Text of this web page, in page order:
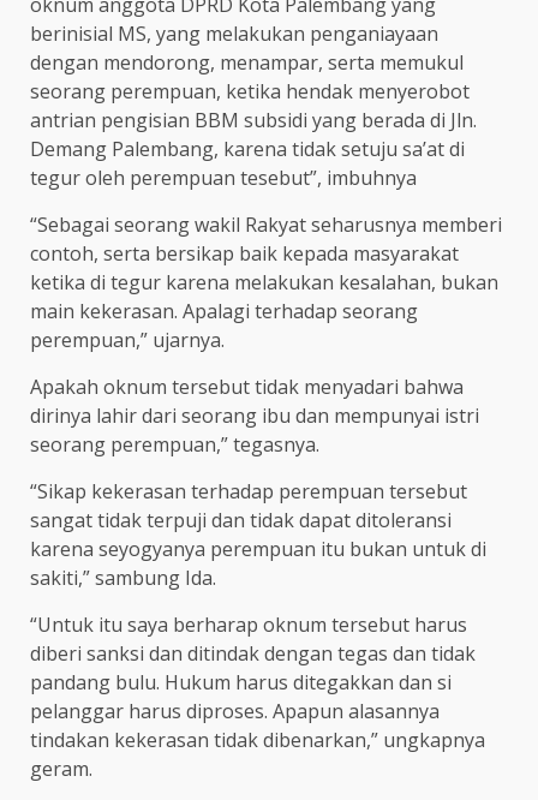
berinisial MS, yang melakukan penganiayaan
dengan mendorong, menampar, serta memukul
seorang perempuan, ketika hendak menyerobot
antrian pengisian BBM subsidi yang berada di Jln.
Demang Palembang, karena tidak setuju sa’at di
tegur oleh perempuan tesebut”, imbuhnya
“Sebagai seorang wakil Rakyat seharusnya memberi
contoh, serta bersikap baik kepada masyarakat
ketika di tegur karena melakukan kesalahan, bukan
main kekerasan. Apalagi terhadap seorang
perempuan,” ujarnya.
Apakah oknum tersebut tidak menyadari bahwa
dirinya lahir dari seorang ibu dan mempunyai istri
seorang perempuan,” tegasnya.
“Sikap kekerasan terhadap perempuan tersebut
sangat tidak terpuji dan tidak dapat ditoleransi
karena seyogyanya perempuan itu bukan untuk di
sakiti,” sambung Ida.
“Untuk itu saya berharap oknum tersebut harus
diberi sanksi dan ditindak dengan tegas dan tidak
pandang bulu. Hukum harus ditegakkan dan si
pelanggar harus diproses. Apapun alasannya
tindakan kekerasan tidak dibenarkan,” ungkapnya
geram.